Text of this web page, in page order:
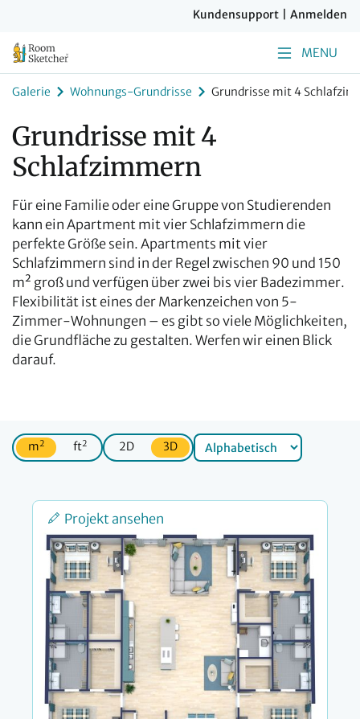
Kundensupport Anmelden
MENU
Galerie Wohnungs-Grundrisse Grundrisse mit 4
Grundrisse mit 4
Schlafzimmern
Für eine Familie oder eine Gruppe von Studierenden
kann ein Apartment mit vier Schlafzimmern die
perfekte Größe sein. Apartments mit vier
Schlafzimmern sind in der Regel zwischen 90 und 150
m² groß und verfügen über zwei bis vier Badezimmer.
Flexibilität ist eines der Markenzeichen von 5-
Zimmer-Wohnungen – es gibt so viele Möglichkeiten,
die Grundfläche zu gestalten. Werfen wir einen Blick
darauf.
m2 ft2 2D 3D
Projekt ansehen